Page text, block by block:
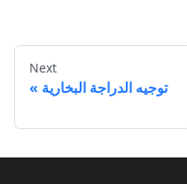
Next
توجيه الدراجة البخارية